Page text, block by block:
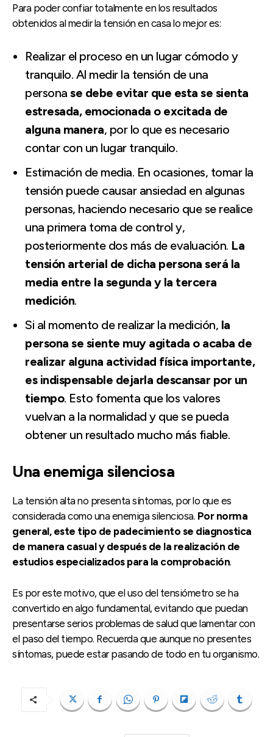
Para poder confiar totalmente en los resultados
obtenidos al medir la tensión en casa lo mejor es:
Realizar el proceso en un lugar cómodo y
tranquilo. Al medir la tensión de una
persona se debe evitar que esta se sienta
estresada, emocionada o excitada de
alguna manera, por lo que es necesario
contar con un lugar tranquilo.
Estimación de media. En ocasiones, tomar la
tensión puede causar ansiedad en algunas
personas, haciendo necesario que se realice
una primera toma de control y,
posteriormente dos más de evaluación. La
tensión arterial de dicha persona será la
media entre la segunda y la tercera
medición.
Si al momento de realizar la medición, la
persona se siente muy agitada o acaba de
realizar alguna actividad física importante,
es indispensable dejarla descansar por un
tiempo. Esto fomenta que los valores
vuelvan a la normalidad y que se pueda
obtener un resultado mucho más fiable.
Una enemiga silenciosa
La tensión alta no presenta síntomas, por lo que es
considerada como una enemiga silenciosa. Por norma
general, este tipo de padecimiento se diagnostica
de manera casual y después de la realización de
estudios especializados para la comprobación.
Es por este motivo, que el uso del tensiómetro se ha
convertido en algo fundamental, evitando que puedan
presentarse serios problemas de salud que lamentar con
el paso del tiempo. Recuerda que aunque no presentes
síntomas, puede estar pasando de todo en tu organismo.